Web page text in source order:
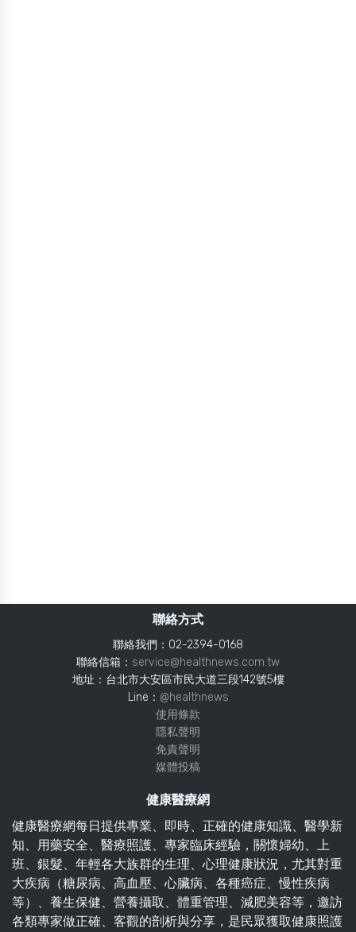
聯絡方式
聯絡我們：02-2394-0168
聯絡信箱： service@healthnews.com.tw
地址：台北市大安區市民大道三段142號5樓
Line： @healthnews
使用條款
隱私聲明
免責聲明
媒體投稿
健康醫療網
健康醫療網每日提供專業、即時、正確的健康知識、醫學新
知、用藥安全、醫療照護、專家臨床經驗，關懷婦幼、上
班、銀髮、年輕各大族群的生理、心理健康狀況，尤其對重
大疾病（糖尿病、高血壓、心臟病、各種癌症、慢性疾病
等）、養生保健、營養攝取、體重管理、減肥美容等，邀訪
各類專家做正確、客觀的剖析與分享，是民眾獲取健康照護